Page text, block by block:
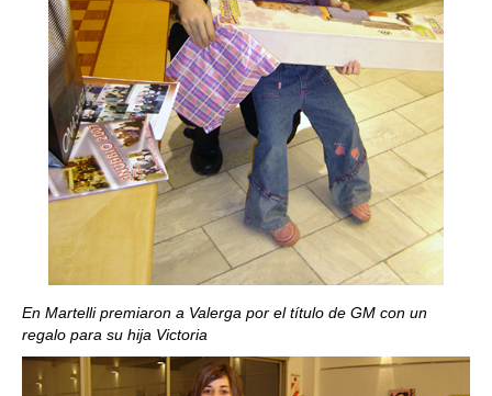
En Martelli premiaron a Valerga por el título de GM con un
regalo para su hija Victoria